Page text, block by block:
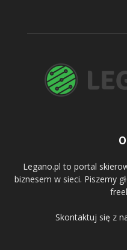
Legano.pl to portal
biznesem w sieci. Piszemy
Skontaktuj się z